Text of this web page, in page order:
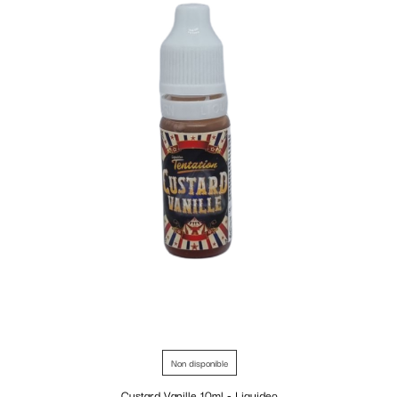
Non disponible